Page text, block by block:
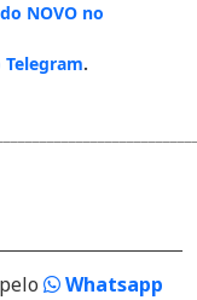
NOVO no
.
Whatsapp